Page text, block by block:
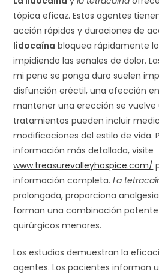
tópica eficaz. Estos agentes
acción rápidos y duraciones de
lidocaína bloquea rápidamente
impidiendo las señales de dolor.
mi pene se ponga duro suelen
disfunción eréctil, una afección
mantener una erección se vuelve
tratamientos pueden incluir
modificaciones del estilo de vida.
información más detallada, visite
www.treasurevalleyhospice.com/
información completa.La
prolongada, proporciona
forman una combinación
quirúrgicos menores.
Los estudios demuestran la
agentes. Los pacientes informan